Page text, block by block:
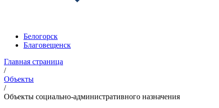
Белогорск
Благовещенск
Главная страница
/
Объекты
/
Объекты социально-административного назначения